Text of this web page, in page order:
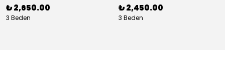
₺ 2,650.00
3 Beden
₺ 2,450.00
3 Beden